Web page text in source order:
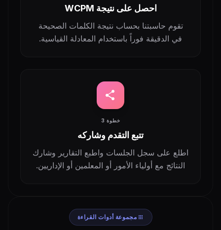
احصل على نتيجة WCPM
تقوم حاسبتنا بحساب نتيجة الكلمات الصحيحة
في الدقيقة فوراً باستخدام المعادلة القياسية.
share
خطوة 3
تتبع التقدم وشاركه
اطلع على سجل الجلسات واطبع التقارير وشارك
النتائج مع أولياء الأمور أو المعلمين أو الإداريين.
apps مجموعة أدوات القراءة